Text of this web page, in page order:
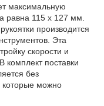
максимальную
равна 115 x 127 мм.
производится
Эта
скорости и
комплект поставки
без
которые можно